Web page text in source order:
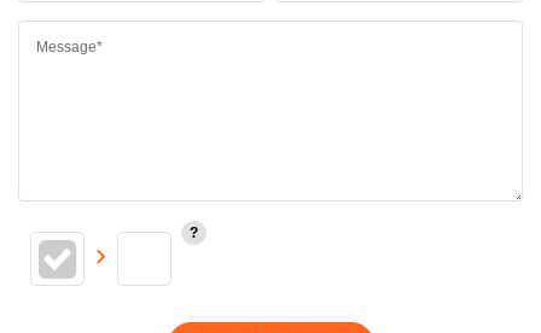
Message*